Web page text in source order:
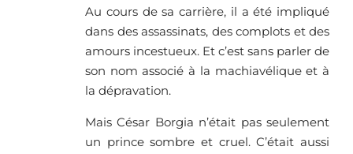
Au cours de sa carrière, il a été impliqué
dans des assassinats, des complots et des
amours incestueux. Et c’est sans parler de
son nom associé à la machiavélique et à
la dépravation.
Mais César Borgia n’était pas seulement
un prince sombre et cruel. C’était aussi